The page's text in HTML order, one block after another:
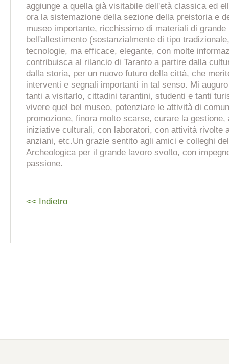
aggiunge a quella già visitabile dell'età classica ed
ora la sistemazione della sezione della preistoria e
museo importante, ricchissimo di materiali di
bell'allestimento (sostanzialmente di tipo
tecnologie, ma efficace, elegante, con molte
contribuisca al rilancio di Taranto a partire dalla
dalla storia, per un nuovo futuro della città, che
interventi e segnali importanti in tal senso. Mi
tanti a visitarlo, cittadini tarantini, studenti e tanti
vivere quel bel museo, potenziare le attività di
promozione, finora molto scarse, curare la gestione,
iniziative culturali, con laboratori, con attività rivolte
anziani, etc.Un grazie sentito agli amici e colleghi
Archeologica per il grande lavoro svolto, con
passione.
<< Indietro